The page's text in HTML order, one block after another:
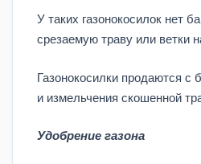
У таких газонокосилок нет
срезаемую траву или ветки
Газонокосилки продаются с
и измельчения скошенной
Удобрение газона